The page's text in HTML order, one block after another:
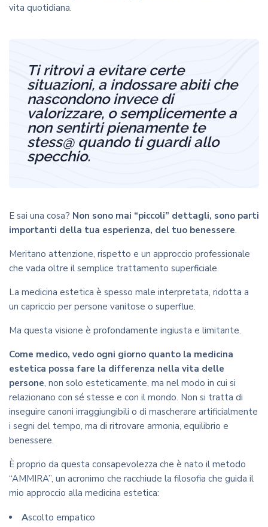
vita quotidiana.
Ti ritrovi a evitare certe
situazioni, a indossare abiti che
nascondono invece di
valorizzare, o semplicemente a
non sentirti pienamente te
stess@ quando ti guardi allo
specchio.
E sai una cosa? Non sono mai “piccoli” dettagli, sono parti
importanti della tua esperienza, del tuo benessere.
Meritano attenzione, rispetto e un approccio professionale
che vada oltre il semplice trattamento superficiale.
La medicina estetica è spesso male interpretata, ridotta a
un capriccio per persone vanitose o superflue.
Ma questa visione è profondamente ingiusta e limitante.
Come medico, vedo ogni giorno quanto la medicina
estetica possa fare la differenza nella vita delle
persone, non solo esteticamente, ma nel modo in cui si
relazionano con sé stesse e con il mondo. Non si tratta di
inseguire canoni irraggiungibili o di mascherare artificialmente
i segni del tempo, ma di ritrovare armonia, equilibrio e
benessere.
È proprio da questa consapevolezza che è nato il metodo
“AMMIRA”, un acronimo che racchiude la filosofia che guida il
mio approccio alla medicina estetica:
Ascolto empatico